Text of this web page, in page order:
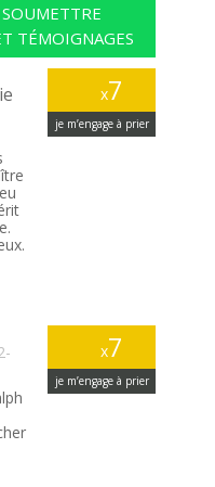
TÉMOIGNAGES
x7
je m’engage à prier
x7
je m’engage à prier